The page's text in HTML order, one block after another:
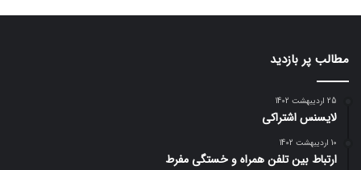
مطالب پر بازدید
25 اردیبهشت 1402
لایسنس اشتراکی
10 اردیبهشت 1402
ارتباط بین تلفن همراه و خستگی مفرط